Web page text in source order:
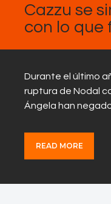
Cazzu se
con lo que
Durante el último
ruptura de Nodal
Ángela han
READ MORE